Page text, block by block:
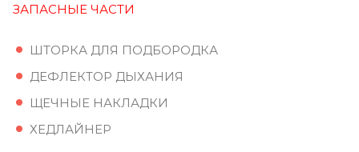
ЗАПАСНЫЕ ЧАСТИ
ШТОРКА ДЛЯ ПОДБОРОДКА
ДЕФЛЕКТОР ДЫХАНИЯ
ЩЕЧНЫЕ НАКЛАДКИ
ХЕДЛАЙНЕР